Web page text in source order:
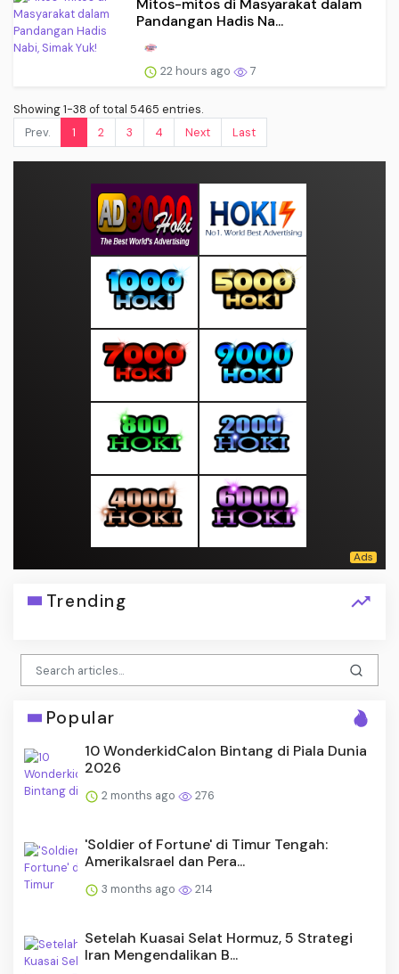
Mitos-mitos di Masyarakat dalam
Pandangan Hadis Na...
22 hours ago 7
Showing 1-38 of total 5465 entries.
Prev.
1 2 3 4 Next Last
Trending
Popular
10 WonderkidCalon Bintang di Piala Dunia
2026
2 months ago 276
'Soldier of Fortune' di Timur Tengah:
AmerikaIsrael dan Pera...
3 months ago 214
Setelah Kuasai Selat Hormuz, 5 Strategi
Iran Mengendalikan B...